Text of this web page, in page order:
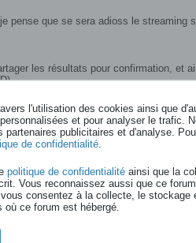
pense que se sera adioss le streaming
les résultats pour confirmation, et
l'utilisation des cookies ainsi que
et pour analyser le trafic.
publicitaires et d'analyse.
de confidentialité.
politique de confidentialité ainsi que la
Vous reconnaissez aussi que ce
consentez à la collecte, le stockage
ce forum est hébergé.